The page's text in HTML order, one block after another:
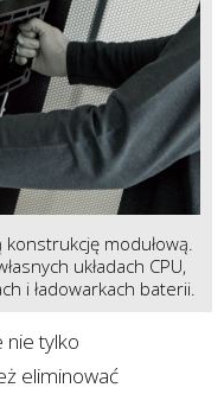
modułową.
układach CPU,
i ładowarkach baterii.
nie tylko
eliminować